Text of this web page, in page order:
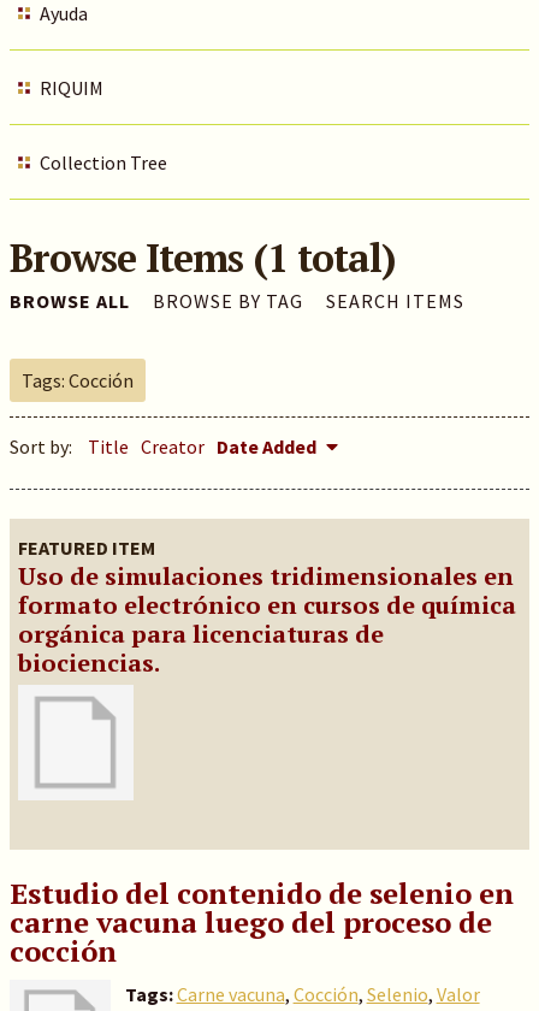
Ayuda
RIQUIM
Collection Tree
Browse Items (1 total)
BROWSE ALL BROWSE BY TAG SEARCH ITEMS
Tags: Cocción
Sort by: Title Creator Date Added
FEATURED ITEM
Uso de simulaciones tridimensionales en
formato electrónico en cursos de química
orgánica para licenciaturas de
biociencias.
Estudio del contenido de selenio en
carne vacuna luego del proceso de
cocción
Tags:Carne vacuna, Cocción, Selenio, Valor